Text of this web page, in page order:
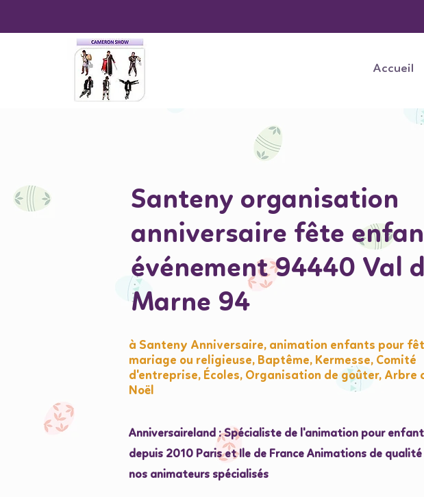
Accueil
Santeny organisation
anniversaire fête
événement 94440 Val
Marne 94
à Santeny Anniversaire, animation enfants pour
mariage ou religieuse, Baptême, Kermesse, Comité
d'entreprise, Écoles, Organisation de goûter, Arbre
Noël
Anniversaireland : Spécialiste de l'animation pour
depuis 2010 Paris et Ile de France Animations de qualité
nos animateurs spécialisés